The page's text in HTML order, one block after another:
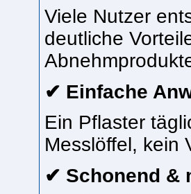
Viele Nutzer
deutliche
✔ Einfache
Ein Pflaster
Messlöffel, kein
✔ Schonend &